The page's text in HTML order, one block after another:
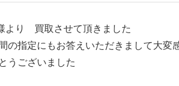
り 買取させて頂きました
の指定にもお答えいただきまして大変
うございました